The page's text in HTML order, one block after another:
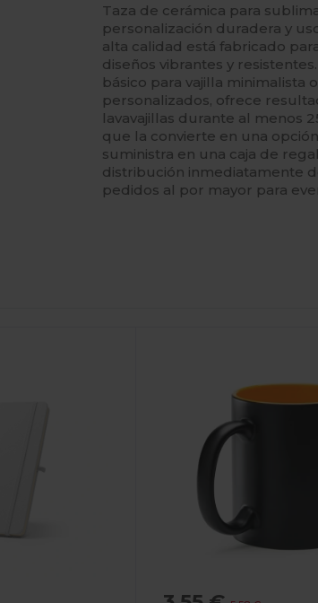
Taza de cerámica para
personalización duradera y
alta calidad está fabricado
diseños vibrantes y
básico para vajilla minimalista
personalizados, ofrece
lavavajillas durante al menos
que la convierte en una
suministra en una caja de
distribución inmediatamente
pedidos al por mayor para